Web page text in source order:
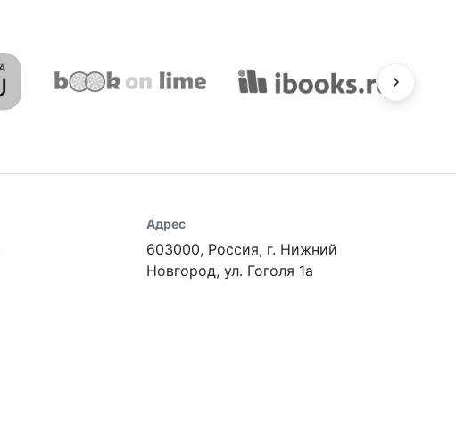
Адрес
603000, Россия, г. Нижний
Новгород, ул. Гоголя 1а